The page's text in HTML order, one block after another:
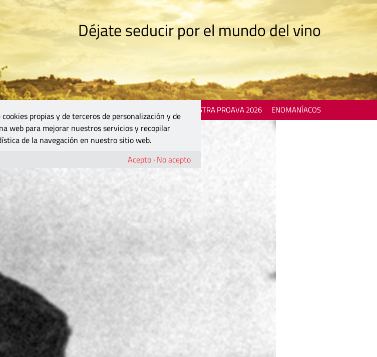
Déjate seducir por el mundo del vino
MOSTRA PROAVA 2026 ENOMANÍACOS
propias y de terceros de personalización y de
web para mejorar nuestros servicios y recopilar
de la navegación en nuestro sitio web.
Acepto · No acepto